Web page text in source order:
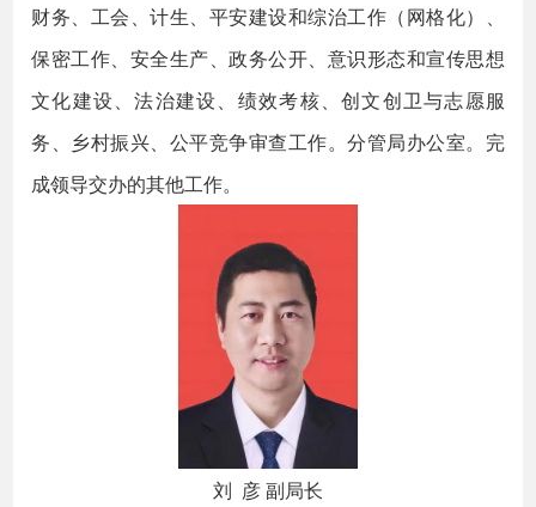
财务、工会、计生、平安建设和综治工作（网格化）、
保密工作、安全生产、政务公开、意识形态和宣传思想
文化建设、法治建设、绩效考核、创文创卫与志愿服
务、乡村振兴、公平竞争审查工作。分管局办公室。完
成领导交办的其他工作。
刘 彦 副局长